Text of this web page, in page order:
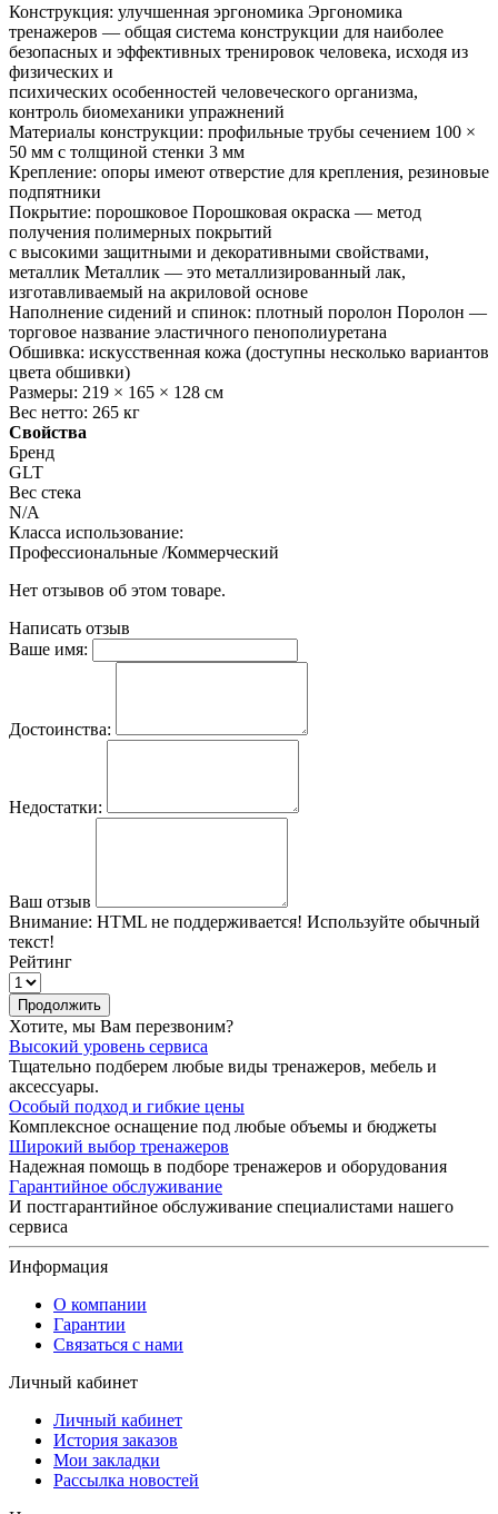
Конструкция: улучшенная эргономика Эргономика
тренажеров — общая система конструкции для наиболее
безопасных и эффективных тренировок человека, исходя из
физических и
психических особенностей человеческого организма,
контроль биомеханики упражнений
Материалы конструкции: профильные трубы сечением 100 ×
50 мм с толщиной стенки 3 мм
Крепление: опоры имеют отверстие для крепления, резиновые
подпятники
Покрытие: порошковое Порошковая окраска — метод
получения полимерных покрытий
с высокими защитными и декоративными свойствами,
металлик Металлик — это металлизированный лак,
изготавливаемый на акриловой основе
Наполнение сидений и спинок: плотный поролон Поролон —
торговое название эластичного пенополиуретана
Обшивка: искусственная кожа (доступны несколько вариантов
цвета обшивки)
Размеры: 219 × 165 × 128 см
Вес нетто: 265 кг
Свойства
Бренд
GLT
Вес стека
N/A
Класса использование:
Профессиональные /Коммерческий
Нет отзывов об этом товаре.
Написать отзыв
Ваше имя:
Достоинства:
Недостатки:
Ваш отзыв
Внимание: HTML не поддерживается! Используйте обычный
текст!
Рейтинг
Продолжить
Хотите, мы Вам перезвоним?
Высокий уровень сервиса
Тщательно подберем любые виды тренажеров, мебель и
аксессуары.
Особый подход и гибкие цены
Комплексное оснащение под любые объемы и бюджеты
Широкий выбор тренажеров
Надежная помощь в подборе тренажеров и оборудования
Гарантийное обслуживание
И постгарантийное обслуживание специалистами нашего
сервиса
Информация
О компании
Гарантии
Связаться с нами
Личный кабинет
Личный кабинет
История заказов
Мои закладки
Рассылка новостей